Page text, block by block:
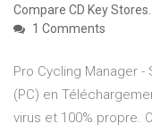
Compare CD Key Stores.
1 Comments
Pro Cycling Manager -
(PC) en
virus et 100% propre.